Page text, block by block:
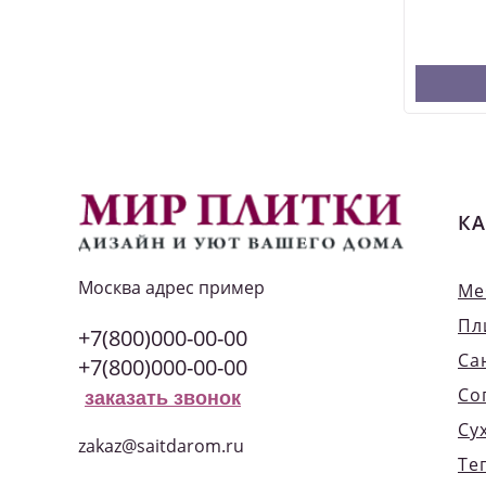
Москва адрес пример
+7(800)000-00-00
+7(800)000-00-00
заказать звонок
zakaz@saitdarom.ru